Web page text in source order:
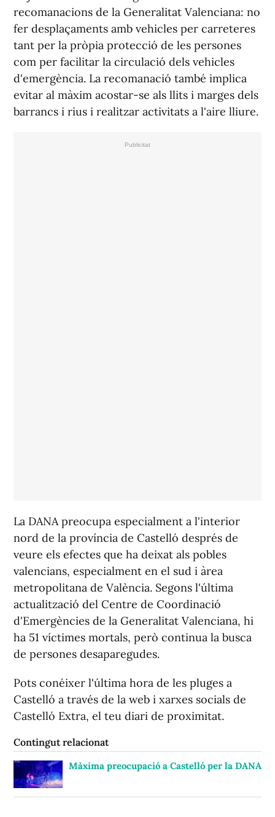
recomanacions de la Generalitat Valenciana: no
fer desplaçaments amb vehicles per carreteres
tant per la pròpia protecció de les persones
com per facilitar la circulació dels vehicles
d'emergència. La recomanació també implica
evitar al màxim acostar-se als llits i marges dels
barrancs i rius i realitzar activitats a l'aire lliure.
La DANA preocupa especialment a l'interior
nord de la província de Castelló després de
veure els efectes que ha deixat als pobles
valencians, especialment en el sud i àrea
metropolitana de València. Segons l'última
actualització del Centre de Coordinació
d'Emergències de la Generalitat Valenciana, hi
ha 51 víctimes mortals, però continua la busca
de persones desaparegudes.
Pots conéixer l'última hora de les pluges a
Castelló a través de la web i xarxes socials de
Castelló Extra, el teu diari de proximitat.
Contingut relacionat
Màxima preocupació a Castelló per la DANA